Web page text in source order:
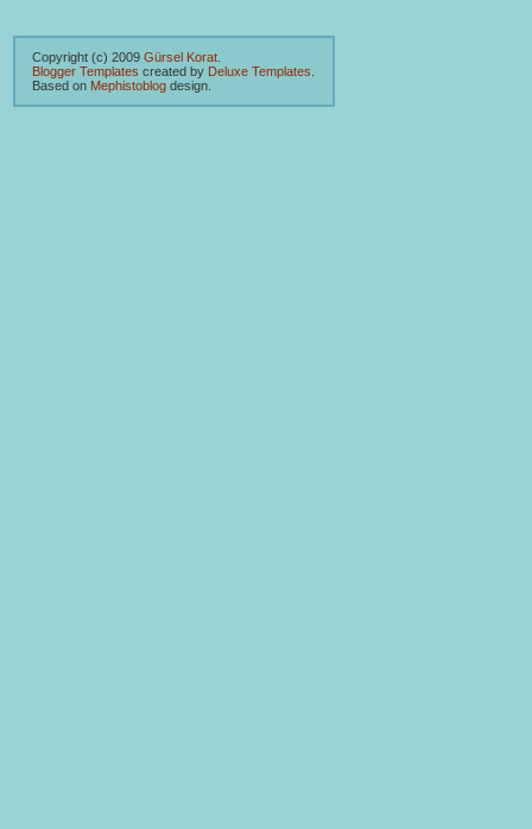
Copyright (c) 2009 Gürsel Korat
Blogger Templates created by Deluxe Templates
Based on Mephistoblog design.